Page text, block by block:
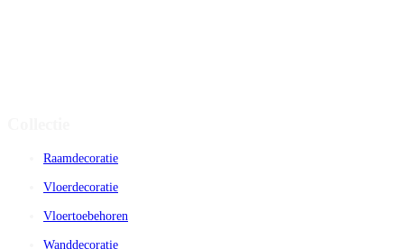
Raamdecoratie
Vloerdecoratie
Vloertoebehoren
Wanddecoratie